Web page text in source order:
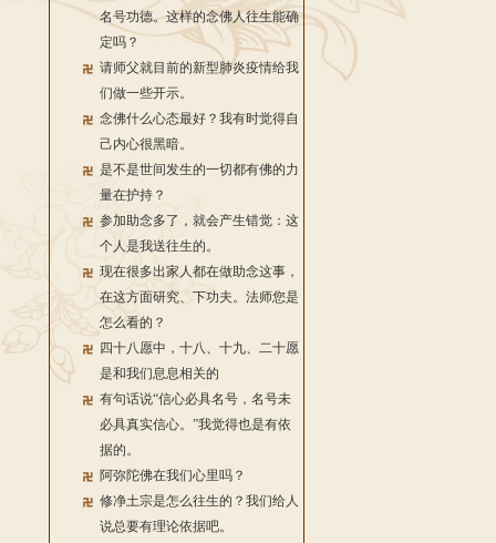
名号功德。这样的念佛人往生能确
定吗？
请师父就目前的新型肺炎疫情给我
们做一些开示。
念佛什么心态最好？我有时觉得自
己内心很黑暗。
是不是世间发生的一切都有佛的力
量在护持？
参加助念多了，就会产生错觉：这
个人是我送往生的。
现在很多出家人都在做助念这事，
在这方面研究、下功夫。法师您是
怎么看的？
四十八愿中，十八、十九、二十愿
是和我们息息相关的
有句话说“信心必具名号，名号未
必具真实信心。”我觉得也是有依
据的。
阿弥陀佛在我们心里吗？
修净土宗是怎么往生的？我们给人
说总要有理论依据吧。